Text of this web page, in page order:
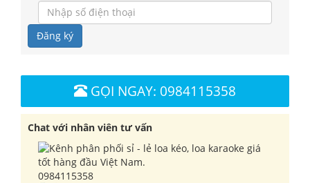
Đăng ký
GỌI NGAY: 0984115358
Chat với nhân viên tư vấn
0984115358